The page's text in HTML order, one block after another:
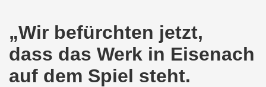
„Wir befürchten jetzt,
dass das Werk in Eisenach
auf dem Spiel steht.
am 25.05.2020 - Corona-Gerecht und
- Berichte aus erster Hand am 11.05.2020
Krisenlasten auf Arbeiter, auf Erwerbslose, auf